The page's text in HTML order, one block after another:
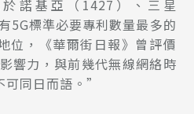
諾基亞（1427）、三星
5G標準必要專利數量最多的
位，《華爾街日報》曾評價
響力，與前幾代無線網絡時
可同日而語。”